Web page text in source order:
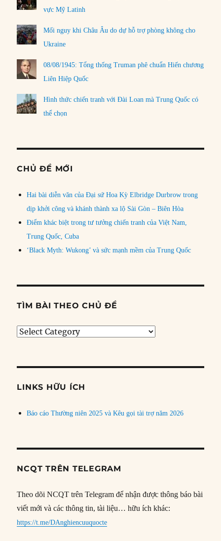
vực Mỹ Latinh
Mối nguy khi Châu Âu do dự hỗ trợ phòng không cho
Ukraine
08/08/1945: Tổng thống Truman phê chuẩn Hiến chương
Liên Hiệp Quốc
Hình thức chiến tranh với Đài Loan mà Trung Quốc có
thể chọn
CHỦ ĐỀ MỚI
Hai bài diễn văn của Đại sứ Hoa Kỳ Elbridge Durbrow trong
dịp khởi công và khánh thành xa lộ Sài Gòn – Biên Hòa
Điểm khác biệt trong tư tưởng chiến tranh của Việt Nam,
Trung Quốc, Cuba
‘Black Myth: Wukong’ và sức mạnh mềm của Trung Quốc
TÌM BÀI THEO CHỦ ĐỀ
Tìm
đề
LINKS HỮU ÍCH
Báo cáo Thường niên 2025 và Kêu gọi tài trợ năm 2026
NCQT TRÊN TELEGRAM
Theo dõi NCQT trên Telegram để nhận được thông báo bài
viết mới và các thông tin, tài liệu… hữu ích khác:
https://t.me/DAnghiencuuquocte